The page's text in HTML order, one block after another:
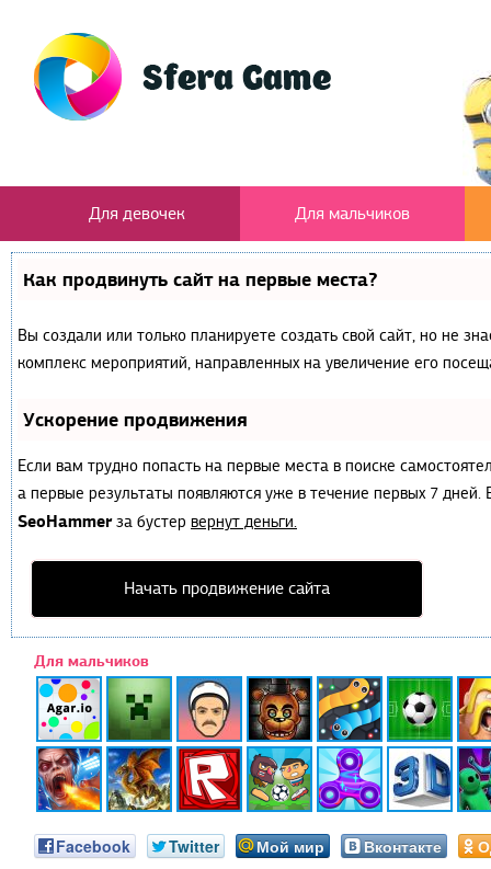
Для девочек Для мальчиков
Как продвинуть сайт на первые места?
Вы создали или только планируете создать свой сайт, но не
комплекс мероприятий, направленных на увеличение его
Ускорение продвижения
Если вам трудно попасть на первые места в поиске
а первые результаты появляются уже в течение первых 7
SeoHammerза бустер вернут деньги.
Начать продвижение сайта
Для мальчиков
Facebook Twitter Мой мир Вконтакте